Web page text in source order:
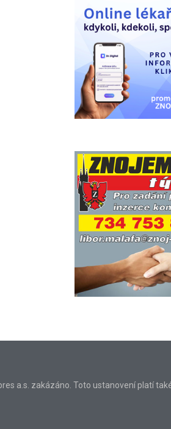
a.s. zakázáno. Toto ustanovení platí